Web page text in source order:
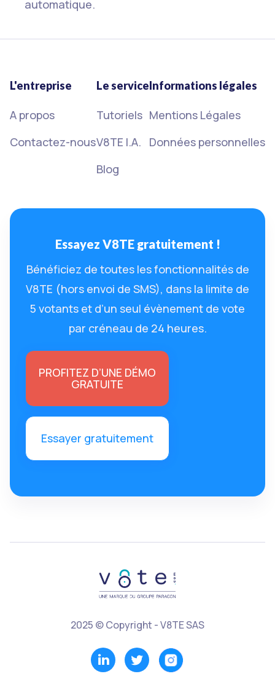
automatique.
L'entreprise
A propos
Contactez-nous
Le service
Tutoriels
V8TE I.A.
Blog
Informations légales
Mentions Légales
Données personnelles
Essayez V8TE gratuitement !
Bénéficiez de toutes les fonctionnalités de
V8TE (hors envoi de SMS), dans la limite de
5 votants et d’un seul évènement de vote
par créneau de 24 heures.
PROFITEZ D’UNE DÉMO
GRATUITE
Essayer gratuitement
2025 © Copyright - V8TE SAS
 